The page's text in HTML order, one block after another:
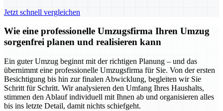
Jetzt schnell vergleichen
Wie eine professionelle Umzugsfirma Ihren Umzug
sorgenfrei planen und realisieren kann
Ein guter Umzug beginnt mit der richtigen Planung – und das
übernimmt eine professionelle Umzugsfirma für Sie. Von der ersten
Besichtigung bis hin zur finalen Abwicklung, begleiten wir Sie
Schritt für Schritt. Wir analysieren den Umfang Ihres Haushalts,
stimmen den Ablauf individuell mit Ihnen ab und organisieren alles
bis ins letzte Detail, damit nichts schiefgeht.